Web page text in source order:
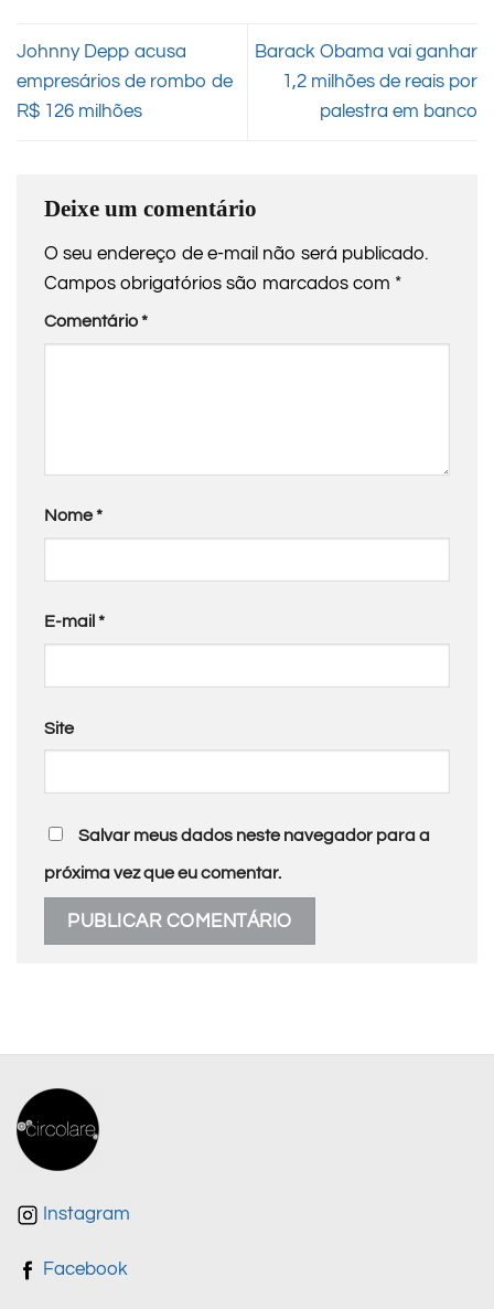
Johnny Depp acusa
empresários de rombo de
R$ 126 milhões
Barack Obama vai ganhar
1,2 milhões de reais por
palestra em banco
Deixe um comentário
O seu endereço de e-mail não será publicado.
Campos obrigatórios são marcados com *
Comentário*
Nome*
E-mail *
Site
Salvar meus dados neste navegador para a
próxima vez que eu comentar.
Instagram
Facebook